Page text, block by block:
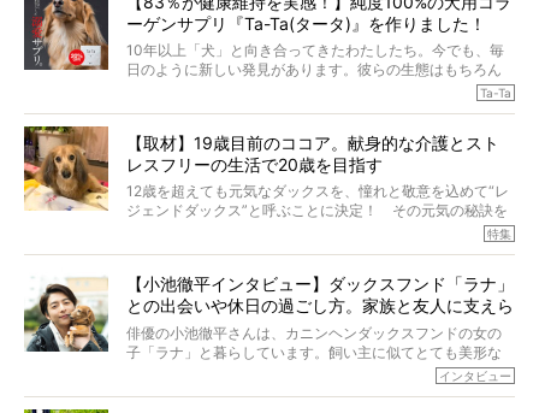
ーゲンサプリ『Ta-Ta(タータ)』を作りました！
10年以上「犬」と向き合ってきたわたしたち。今でも、毎
日のように新しい発見があります。彼らの生態はもちろん
のこと、「食事」に関することも同じです。昔の犬は25年
も生きたといわれていますが、長生きの秘訣はバランスの
代の犬の食事は“ある重要な栄養”が不足しがちになっている
というのです。
それを効率よくおぎなってくれるのが、コラーゲン！ そ
こでわたしたちは、純度100%の犬用コラーゲンサプリ
『Ta-Ta(タータ)』を作りました！
愛犬家の83％が「健康維持を実感した」と評判のTa-Ta(タ
ータ)。健康維持をめざす、すべてのダックスたちに、どう
か届きますように。
Ta-Ta
【取材】19歳目前のココア。献身的な介護とスト
レスフリーの生活で20歳を目指す
12歳を超えても元気なダックスを、憧れと敬意を込めて“レ
ジェンドダックス”と呼ぶことに決定！ その元気の秘訣を
オーナーさんに伺うのが、特集『レジェンドダックスの肖
く」というオーナーさんのポリシーのもと、甘やかさずに
育てられ、18歳になるまで定期検査すらしたことがなかっ
たというココアくん。果たしてその長生きの秘訣とは。
特集
【小池徹平インタビュー】ダックスフンド「ラナ」
との出会いや休日の過ごし方。家族と友人に支えら
れてー
俳優の小池徹平さんは、カニンヘンダックスフンドの女の
子「ラナ」と暮らしています。飼い主に似てとても美形な
ラナは、現在８才。小池さんのインスタグラムでは、ラナ
と顔を寄せ合う写真も投稿されていて、ファンからは「ラ
インタビュー